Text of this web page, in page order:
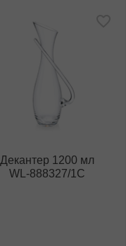
Декантер 1200 мл
WL‑888327/1C